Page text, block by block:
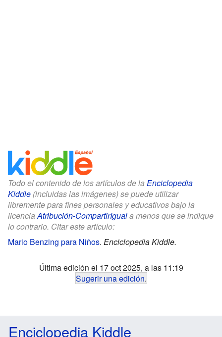
Todo el contenido de los artículos de la Enciclopedia
Kiddle (incluidas las imágenes) se puede utilizar
libremente para fines personales y educativos bajo la
licenciaAtribución-CompartirIguala menos que se indique
lo contrario. Citar este artículo:
Mario Benzing para Niños. Enciclopedia Kiddle.
Última edición el 17 oct 2025, a las 11:19
Sugerir una edición.
Enciclopedia Kiddle